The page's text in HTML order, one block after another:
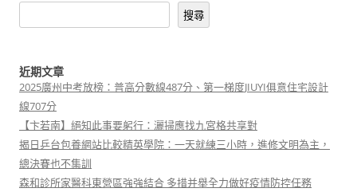
搜尋
近期文章
2025廣州中考放榜：普高分數線487分、第一梯度JIUYI俱意住宅設計
線707分
【卞若南】絕知此事要躬行：灑掃應找九宮格共享對
揭日乒台包養網站比較精英學院：一天就練三小時，進修文明為主，
總決賽也不集訓
森和診所家醫科東營區強強結合 多措并舉全力做好疫情防控任務